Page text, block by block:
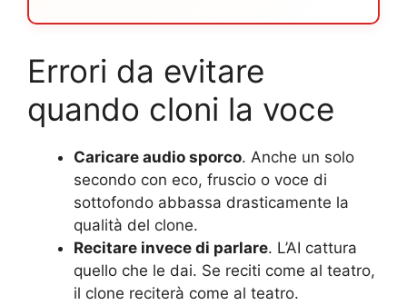
Errori da evitare
quando cloni la voce
Caricare audio sporco. Anche un solo
secondo con eco, fruscio o voce di
sottofondo abbassa drasticamente la
qualità del clone.
Recitare invece di parlare. L’AI cattura
quello che le dai. Se reciti come al teatro,
il clone reciterà come al teatro.